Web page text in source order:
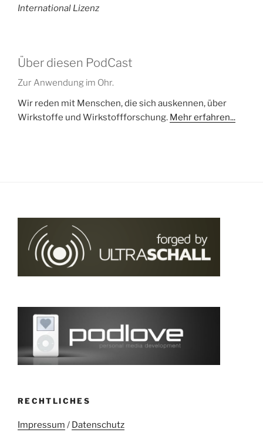
International Lizenz
Über diesen PodCast
Zur Anwendung im Ohr.
Wir reden mit Menschen, die sich auskennen, über
Wirkstoffe und Wirkstoffforschung. Mehr erfahren...
RECHTLICHES
Impressum / Datenschutz